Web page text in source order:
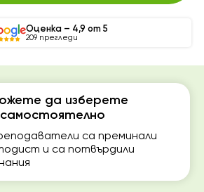
да изберете
са преминали
и са потвърдили
Оценка – 4,9 от 5
209 прегледи